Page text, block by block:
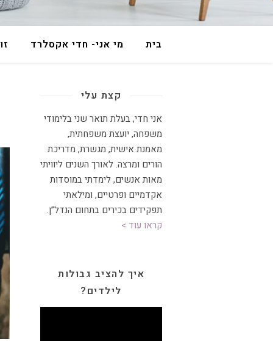
בית מי אני- חדי אקסלרד
קצת עלי
אני חדי, בעלת תואר שני בלימודי
משפחה, יועצת משפחתית,
מאמנת אישית, מגשרת, מדריכת
הורים ומרצה.לאורך השנים ליוויתי
מאות אנשים, לימדתי במוסדות
אקדמיים ופרטיים, ומילאתי
תפקידים בכירים בתחום הנדל”ן.
קראו עוד >
איך להציב גבולות
לילדים?
נגן